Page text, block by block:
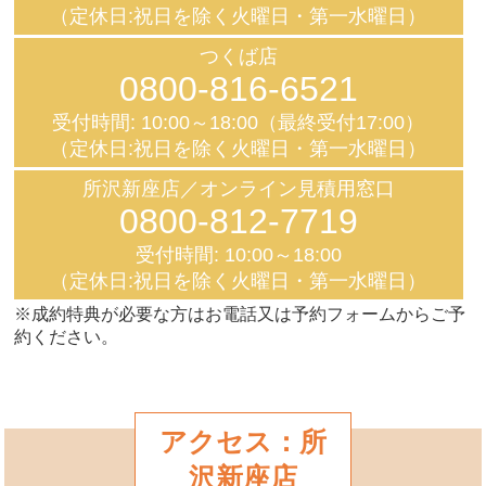
（定休日:祝日を除く火曜日・第一水曜日）
つくば店
0800-816-6521
受付時間: 10:00～18:00（最終受付17:00）
（定休日:祝日を除く火曜日・第一水曜日）
所沢新座店／オンライン見積用窓口
0800-812-7719
受付時間: 10:00～18:00
（定休日:祝日を除く火曜日・第一水曜日）
※成約特典が必要な方はお電話又は予約フォームからご予
約ください。
アクセス：所
沢新座店